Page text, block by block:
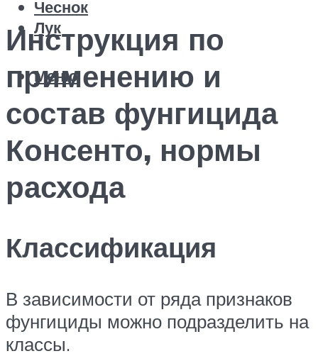
Чеснок
Лук
Меню
Инструкция по
применению и
состав фунгицида
Консенто, нормы
расхода
Классификация
В зависимости от ряда признаков
фунгициды можно подразделить на
классы.